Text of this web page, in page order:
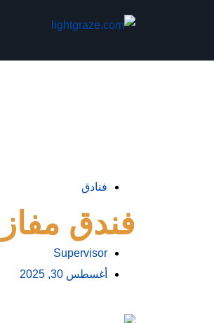
فنادق
فندق مفازا
Supervisor
أغسطس 30, 2025